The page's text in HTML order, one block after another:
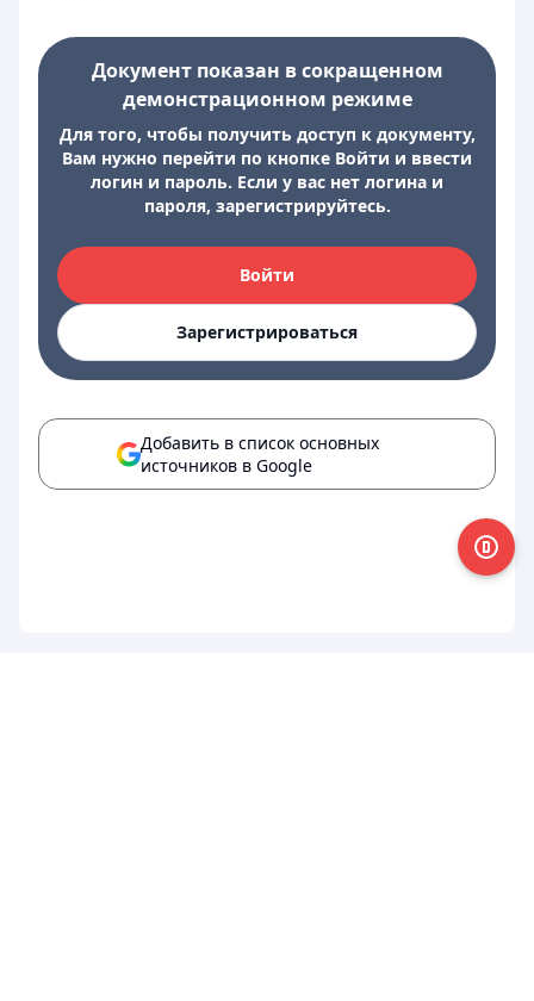
Документ показан в сокращенном
демонстрационном режиме
Для того, чтобы получить доступ к документу,
Вам нужно перейти по кнопке Войти и ввести
логин и пароль. Если у вас нет логина и
пароля, зарегистрируйтесь.
Войти
Зарегистрироваться
Добавить в список основных
источников в Google